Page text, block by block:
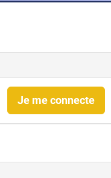
Je me connecte